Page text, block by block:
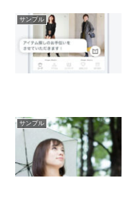
サンプル
サンプル